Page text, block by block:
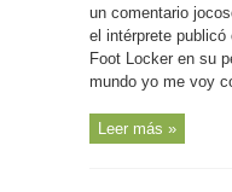
un comentario
el intérprete
Foot Locker en su
mundo yo me voy
Leer más »